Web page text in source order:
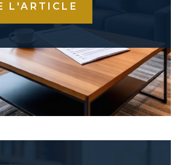
L'ARTICLE